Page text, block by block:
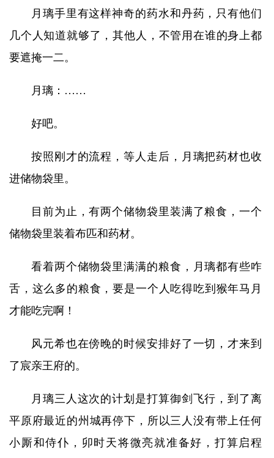
月璃手里有这样神奇的药水和丹药，只有他们
几个人知道就够了，其他人，不管用在谁的身上都
要遮掩一二。
月璃：……
好吧。
按照刚才的流程，等人走后，月璃把药材也收
进储物袋里。
目前为止，有两个储物袋里装满了粮食，一个
储物袋里装着布匹和药材。
看着两个储物袋里满满的粮食，月璃都有些咋
舌，这么多的粮食，要是一个人吃得吃到猴年马月
才能吃完啊！
风元希也在傍晚的时候安排好了一切，才来到
了宸亲王府的。
月璃三人这次的计划是打算御剑飞行，到了离
平原府最近的州城再停下，所以三人没有带上任何
小厮和侍仆，卯时天将微亮就准备好，打算启程